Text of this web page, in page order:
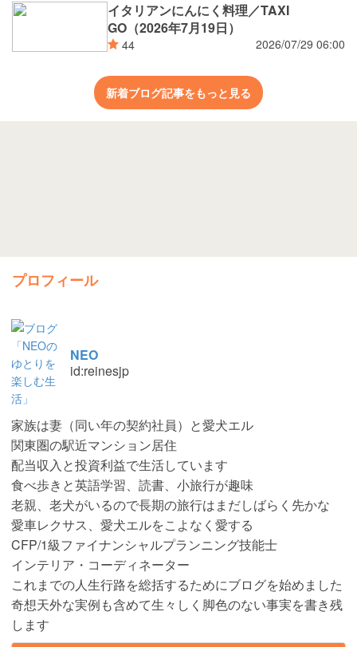
イタリアンにんにく料理／TAXI
GO（2026年7月19日）
44 2026/07/29 06:00
新着ブログ記事をもっと見る
プロフィール
NEO
id:reinesjp
家族は妻（同い年の契約社員）と愛犬エル
関東圏の駅近マンション居住
配当収入と投資利益で生活しています
食べ歩きと英語学習、読書、小旅行が趣味
老親、老犬がいるので長期の旅行はまだしばらく先かな
愛車レクサス、愛犬エルをこよなく愛する
CFP/1級ファイナンシャルプランニング技能士
インテリア・コーディネーター
これまでの人生行路を総括するためにブログを始めました
奇想天外な実例も含めて生々しく脚色のない事実を書き残
します